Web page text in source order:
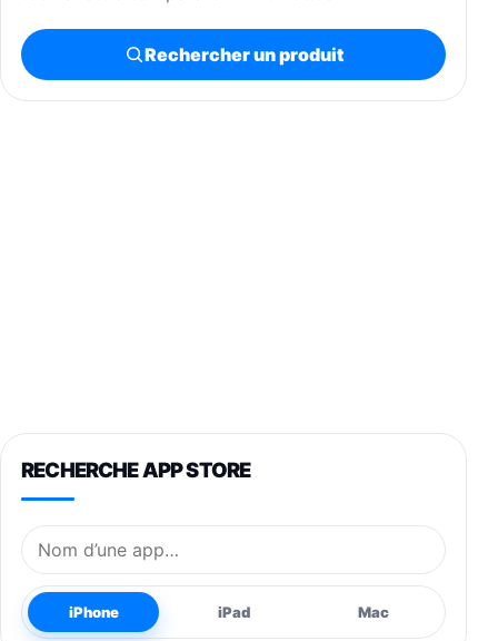
Rechercher un produit
RECHERCHE APP STORE
Nom de l’application
iPhone iPad Mac